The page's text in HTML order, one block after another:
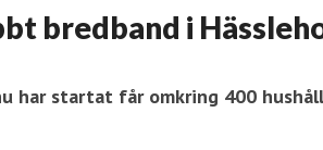
bredband i
har startat får omkring 400